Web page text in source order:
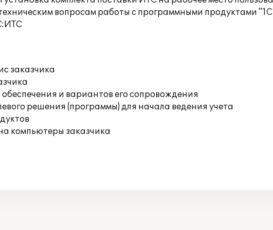
вопросам работы с программными продуктами
заказчика
и вариантов его сопровождения
решения (программы) для начала ведения учета
компьютеры заказчика